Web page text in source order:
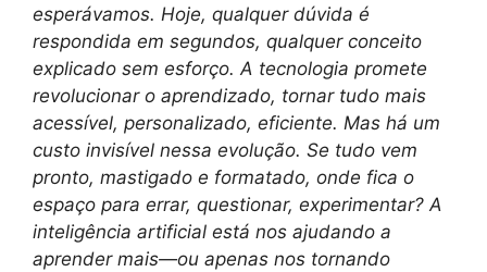
esperávamos. Hoje, qualquer dúvida é
respondida em segundos, qualquer conceito
explicado sem esforço. A tecnologia promete
revolucionar o aprendizado, tornar tudo mais
acessível, personalizado, eficiente. Mas há um
custo invisível nessa evolução. Se tudo vem
pronto, mastigado e formatado, onde fica o
espaço para errar, questionar, experimentar? A
inteligência artificial está nos ajudando a
aprender mais—ou apenas nos tornando